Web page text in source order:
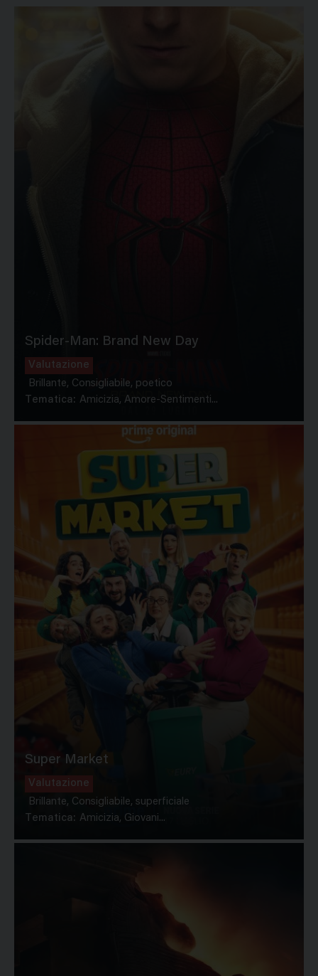
Spider-Man: Brand New Day
Valutazione
Brillante, Consigliabile, poetico
Tematica: Amicizia, Amore-Sentimenti...
Super Market
Valutazione
Brillante, Consigliabile, superficiale
Tematica: Amicizia, Giovani...